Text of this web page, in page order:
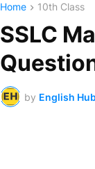
Home 10th Class
SSLC
by English